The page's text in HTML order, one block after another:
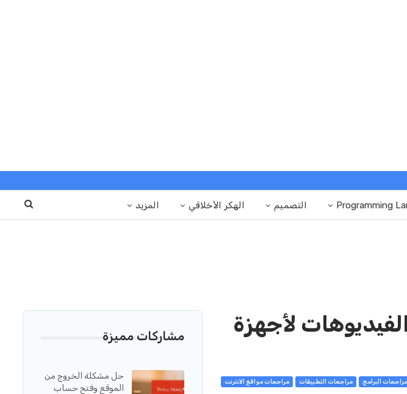
التصميم الهكر الأخلاقي المزيد
الفيديوهات لأجهزة
مراجعات البرامج مراجعات التطبيقات مراجعات مواقع الانترنت
مشاركات مميزة
حل مشكلة الخروج من
الموقع وفتح حساب